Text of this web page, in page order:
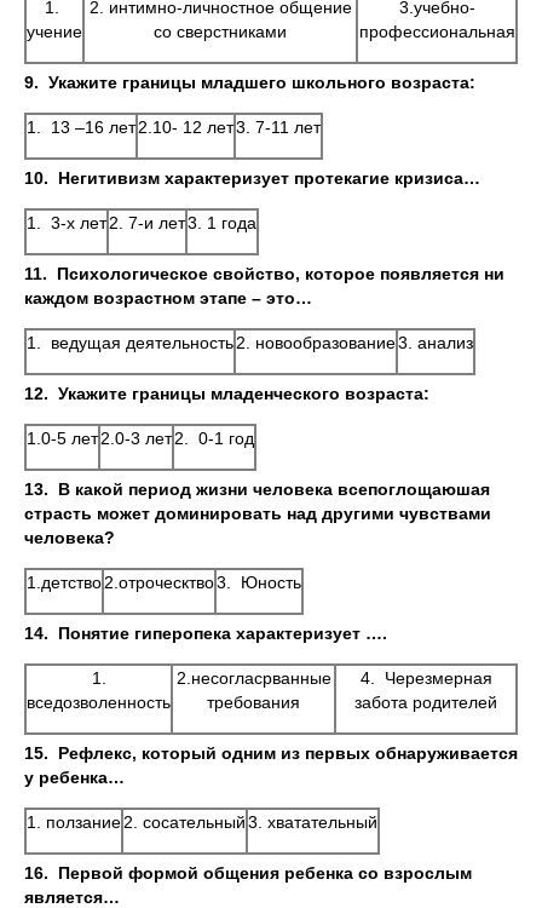
1.
учение
2. интимно-личностное общение
со сверстниками
3.учебно-
профессиональная
9. Укажите границы младшего школьного возраста:
1. 13 –16 лет2.10- 12 лет3. 7-11 лет
10. Негитивизм характеризует протекагие кризиса…
1. 3-х лет2. 7-и лет3. 1 года
11. Психологическое свойство, которое появляется ни
каждом возрастном этапе – это…
1. ведущая деятельность2. новообразование3. анализ
12. Укажите границы младенческого возраста:
1.0-5 лет2.0-3 лет2. 0-1 год
13. В какой период жизни человека всепоглощаюшая
страсть может доминировать над другими чувствами
человека?
1.детство2.отроческтво3. Юность
14. Понятие гиперопека характеризует ….
1.
вседозволенность
2.несогласрванные
требования
4. Черезмерная
забота родителей
15. Рефлекс, который одним из первых обнаруживается
у ребенка…
1. ползание2. сосательный3. хватательный
16. Первой формой общения ребенка со взрослым
является…